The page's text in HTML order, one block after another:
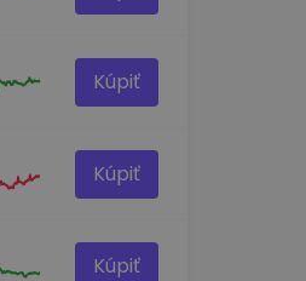
Kúpiť
Kúpiť
Kúpiť